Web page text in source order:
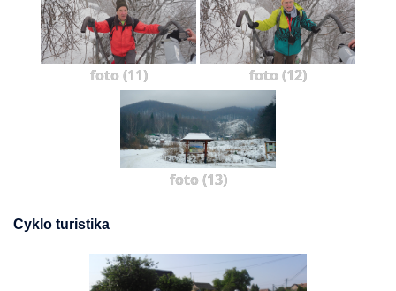
foto (11) foto (12)
foto (13)
Cyklo turistika